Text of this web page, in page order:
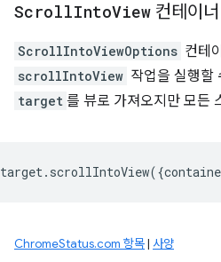
ScrollIntoView 컨테이
ScrollIntoViewOptions 컨테
scrollIntoView 작업을 실행할
target 를 뷰로 가져오지만 모든
target. scrollIntoView({
ChromeStatus.com 항목| 사양